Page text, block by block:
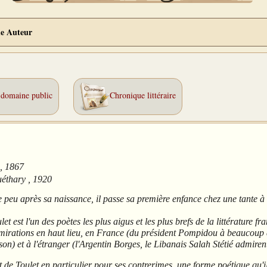
Auteur
public Chronique littéraire
1867
,
1920
peu après sa naissance, il passe sa première enfance chez une
est l'un des poètes les plus aigus et les plus brefs de la littérature
en haut lieu, en France (du président Pompidou à
et à l'étranger (l'Argentin Borges, le Libanais Salah Stétié
de Toulet en particulier pour ses contrerimes, une forme poétique